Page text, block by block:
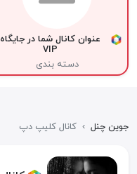
عنوان کانال شما در جایگاه
VIP
دسته بندی
جوین چنل › کانال کلیپ دپ